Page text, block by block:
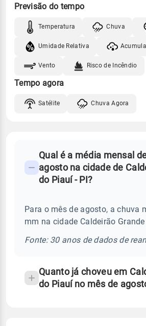
Previsão do tempo
Temperatura Chuva
Umidade Relativa
Vento Risco de Incêndio
Tempo agora
Satélite Chuva Agora
Perguntas
frequentes
chuva
temperatura
Qual é a média mensal
agosto na cidade de
do Piauí - PI?
Para o mês de agosto, a chuva
mm na cidade Caldeirão
Fonte: 30 anos de dados de
Quanto já choveu em
do Piauí no mês de